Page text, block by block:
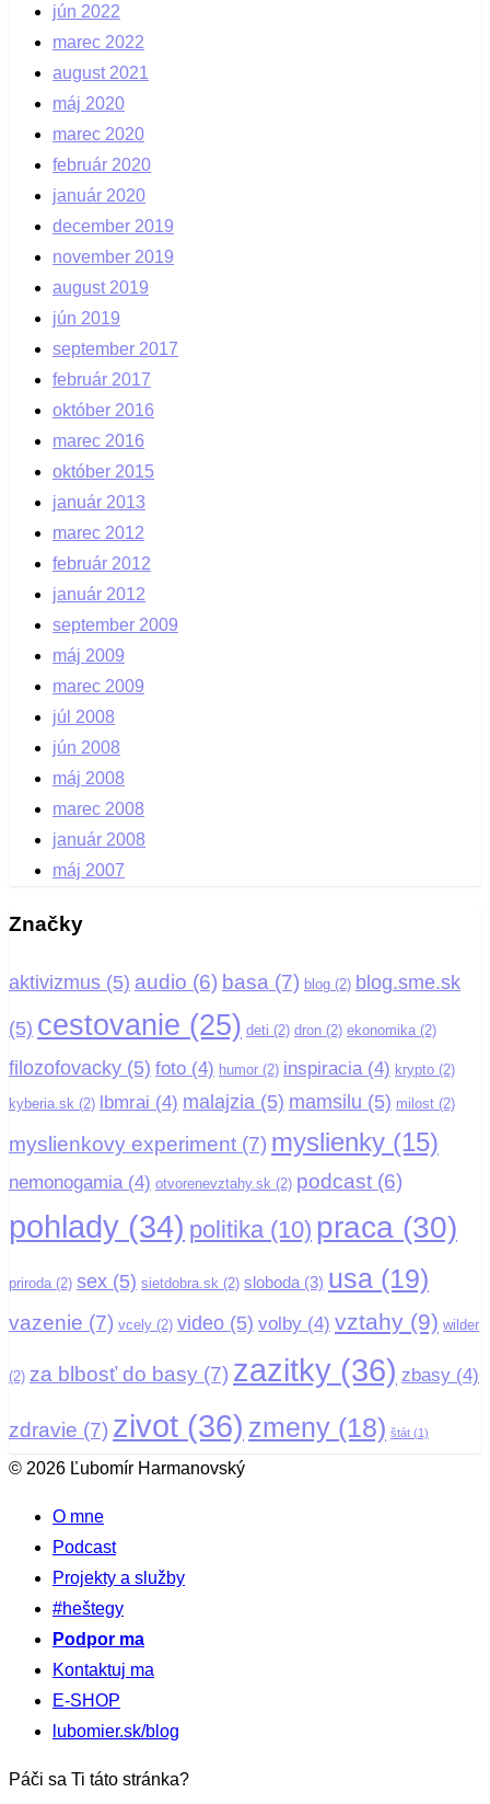
jún 2022
marec 2022
august 2021
máj 2020
marec 2020
február 2020
január 2020
december 2019
november 2019
august 2019
jún 2019
september 2017
február 2017
október 2016
marec 2016
október 2015
január 2013
marec 2012
február 2012
január 2012
september 2009
máj 2009
marec 2009
júl 2008
jún 2008
máj 2008
marec 2008
január 2008
máj 2007
Značky
aktivizmus (5) audio (6) basa (7) blog (2) blog.sme.sk
(5) cestovanie (25) deti (2) dron (2) ekonomika (2)
filozofovacky (5) foto (4) humor (2) inspiracia(4) krypto (2)
kyberia.sk (2) lbmrai (4) malajzia (5) mamsilu (5) milost (2)
myslienkovy experiment (7) myslienky (15)
nemonogamia(4) otvorenevztahy.sk (2) podcast (6)
pohlady (34) politika(10) praca (30)
priroda (2) sex (5) sietdobra.sk (2) sloboda (3) usa (19)
vazenie (7) vcely (2) video (5) volby (4) vztahy (9) wilder
(2) za blbosť do basy (7) zazitky (36) zbasy (4)
zdravie (7) zivot (36) zmeny (18) štát (1)
© 2026 Ľubomír Harmanovský
O mne
Podcast
Projekty a služby
#heštegy
Podpor ma
Kontaktuj ma
E-SHOP
lubomier.sk/blog
Páči sa Ti táto stránka?